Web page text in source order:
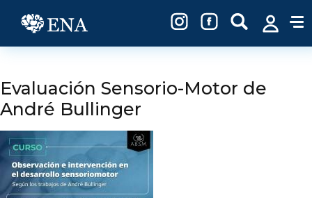
Evaluación Sensorio-Motor de
André Bullinger